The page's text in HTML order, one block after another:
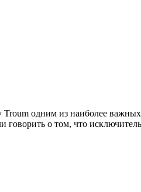
одним из наиболее
говорить о том, что